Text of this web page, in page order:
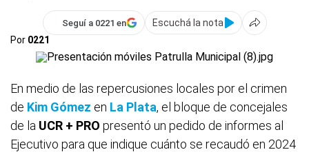
Seguí a 0221 en
Escuchá la nota
Por 0221
En medio de las repercusiones locales por el crimen
de Kim Gómez en La Plata, el bloque de concejales
de la UCR + PRO presentó un pedido de informes al
Ejecutivo para que indique cuánto se recaudó en 2024